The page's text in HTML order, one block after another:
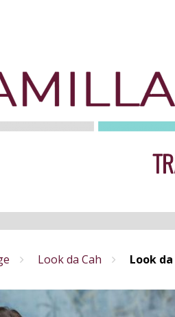
Look da Cah Look